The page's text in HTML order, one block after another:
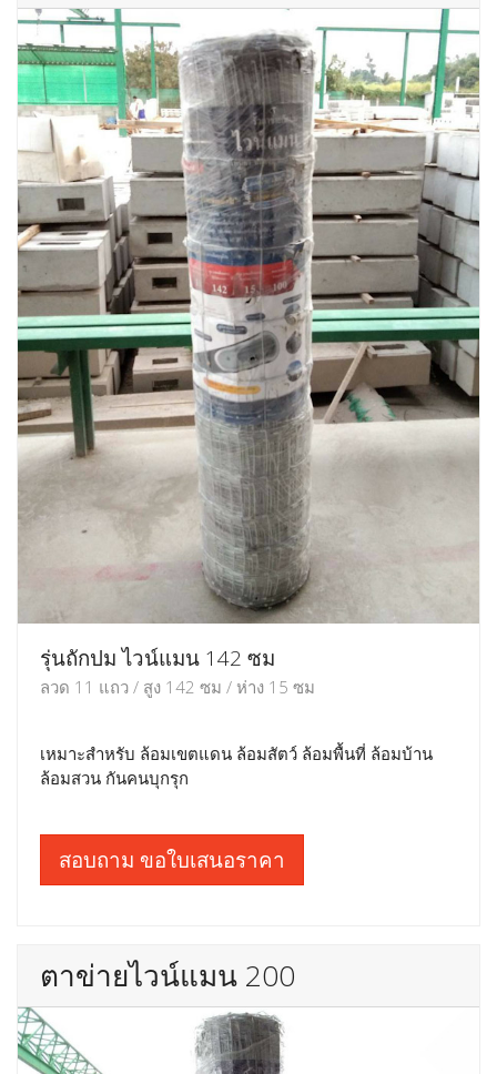
รุ่นถักปม ไวน์แมน 142 ซม
ลวด 11 แถว / สูง 142 ซม / ห่าง 15 ซม
เหมาะสำหรับ ล้อมเขตแดน ล้อมสัตว์ ล้อมพื้นที่ ล้อมบ้าน
ล้อมสวน กันคนบุกรุก
สอบถาม ขอใบเสนอราคา
ตาข่ายไวน์แมน 200